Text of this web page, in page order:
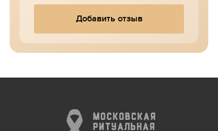
Добавить отзыв